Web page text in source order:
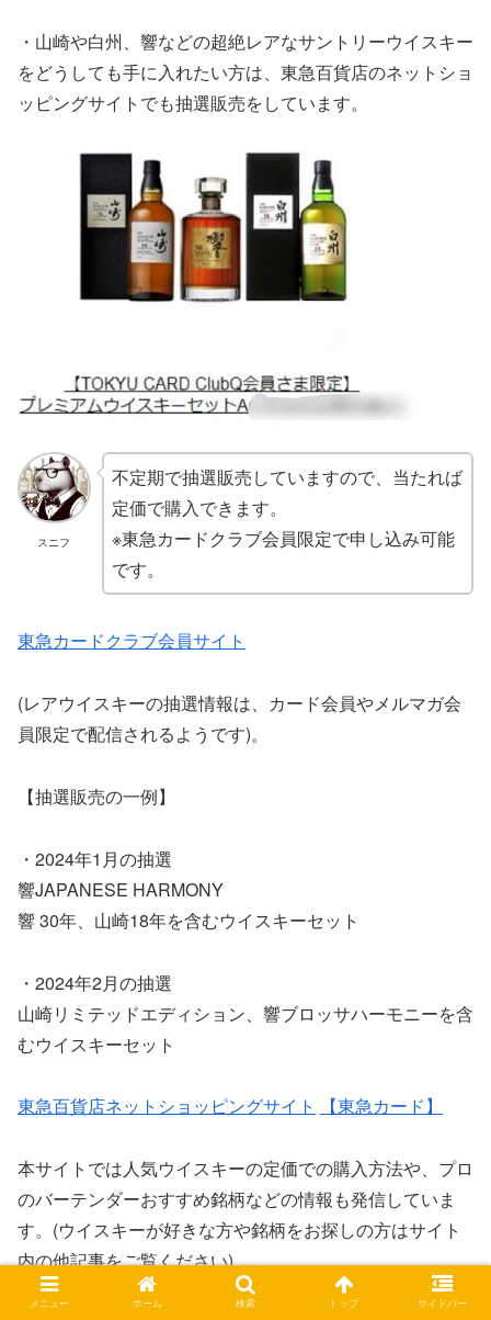
・山崎や白州、響などの超絶レアなサントリーウイスキー
をどうしても手に入れたい方は、東急百貨店のネットショ
ッピングサイトでも抽選販売をしています。
スニフ
不定期で抽選販売していますので、当たれば
定価で購入できます。
※東急カードクラブ会員限定で申し込み可能
です。
東急カードクラブ会員サイト
(レアウイスキーの抽選情報は、カード会員やメルマガ会
員限定で配信されるようです)。
【抽選販売の一例】
・2024年1月の抽選
響JAPANESE HARMONY
響 30年、山崎18年を含むウイスキーセット
・2024年2月の抽選
山崎リミテッドエディション、響ブロッサハーモニーを含
むウイスキーセット
東急百貨店ネットショッピングサイト 【東急カード】
本サイトでは人気ウイスキーの定価での購入方法や、プロ
のバーテンダーおすすめ銘柄などの情報も発信していま
す。(ウイスキーが好きな方や銘柄をお探しの方はサイト
内の他記事をご覧ください)
メニュー ホーム 検索 トップ サイドバー